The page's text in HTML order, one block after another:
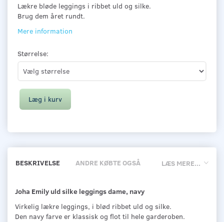
Lækre bløde leggings i ribbet uld og silke.
Brug dem året rundt.
Mere information
Størrelse:
Læg i kurv
LÆS MERE...
BESKRIVELSE ANDRE KØBTE OGSÅ
Joha Emily uld silke leggings dame, navy
Virkelig lækre leggings, i blød ribbet uld og silke.
Den navy farve er klassisk og flot til hele garderoben.